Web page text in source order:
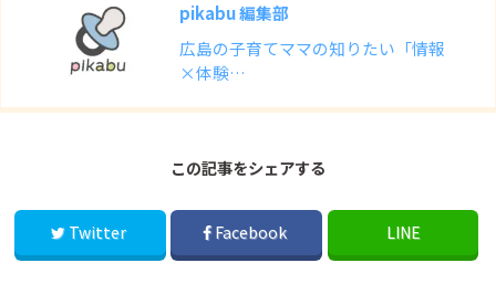
pikabu 編集部
広島の子育てママの知りたい「情報
×体験…
この記事をシェアする
Twitter Facebook LINE